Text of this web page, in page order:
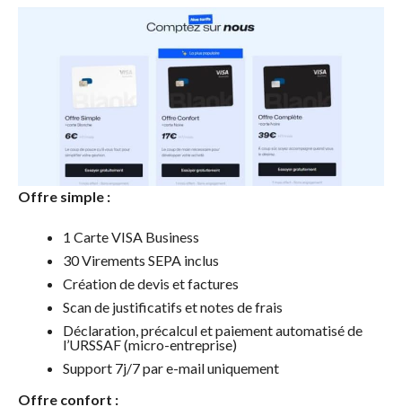
Offre simple :
1 Carte VISA Business
30 Virements SEPA inclus
Création de devis et factures
Scan de justificatifs et notes de frais
Déclaration, précalcul et paiement automatisé de
l’URSSAF (micro-entreprise)
Support 7j/7 par e-mail uniquement
Offre confort :